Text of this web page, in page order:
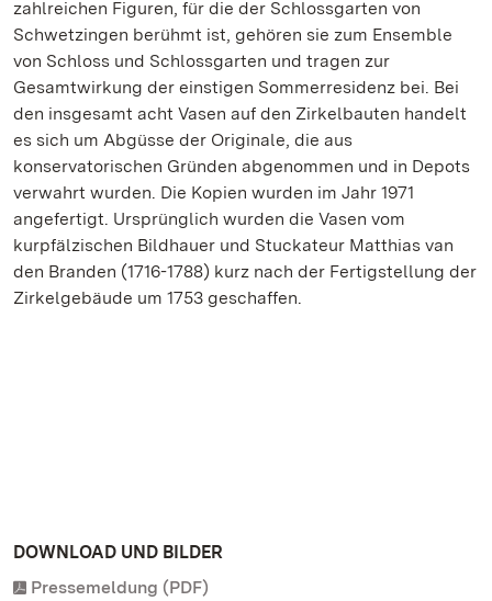
zahlreichen Figuren, für die der Schlossgarten von
Schwetzingen berühmt ist, gehören sie zum Ensemble
von Schloss und Schlossgarten und tragen zur
Gesamtwirkung der einstigen Sommerresidenz bei. Bei
den insgesamt acht Vasen auf den Zirkelbauten handelt
es sich um Abgüsse der Originale, die aus
konservatorischen Gründen abgenommen und in Depots
verwahrt wurden. Die Kopien wurden im Jahr 1971
angefertigt. Ursprünglich wurden die Vasen vom
kurpfälzischen Bildhauer und Stuckateur Matthias van
den Branden (1716-1788) kurz nach der Fertigstellung der
Zirkelgebäude um 1753 geschaffen.
DOWNLOAD UND BILDER
Pressemeldung (PDF)